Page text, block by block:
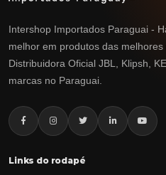
Intershop Importados Paraguai -
melhor em produtos das melhores
Distribuidora Oficial JBL, Klipsh,
marcas no Paraguai.
Links do rodapé